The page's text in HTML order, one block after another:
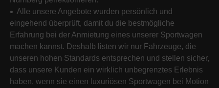
Alle unsere Angebote wurden persönlich und
eingehend überprüft, damit du die bestmögliche
Erfahrung bei der Anmietung eines unserer Sportwagen
machen kannst. Deshalb listen wir nur Fahrzeuge, die
unseren hohen Standards entsprechen und stellen sicher,
dass unsere Kunden ein wirklich unbegrenztes Erlebnis
haben, wenn sie einen luxuriösen Sportwagen bei Motion